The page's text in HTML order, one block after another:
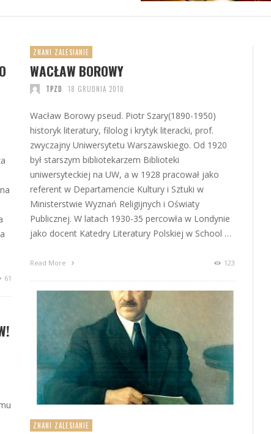
61
ZNANI ZALESIANIE
WACŁAW BOROWY
TPZD 18 GRUDNIA 2010
Wacław Borowy pseud. Piotr Szary(1890-1950)
historyk literatury, filolog i krytyk literacki, prof.
zwyczajny Uniwersytetu Warszawskiego. Od 1920
był starszym bibliotekarzem Biblioteki
uniwersyteckiej na UW, a w 1928 pracował jako
referent w Departamencie Kultury i Sztuki w
Ministerstwie Wyznań Religijnych i Oświaty
Publicznej. W latach 1930-35 percowła w Londynie
jako docent Katedry Literatury Polskiej w School …
Read More 123
ZNANI ZALESIANIE